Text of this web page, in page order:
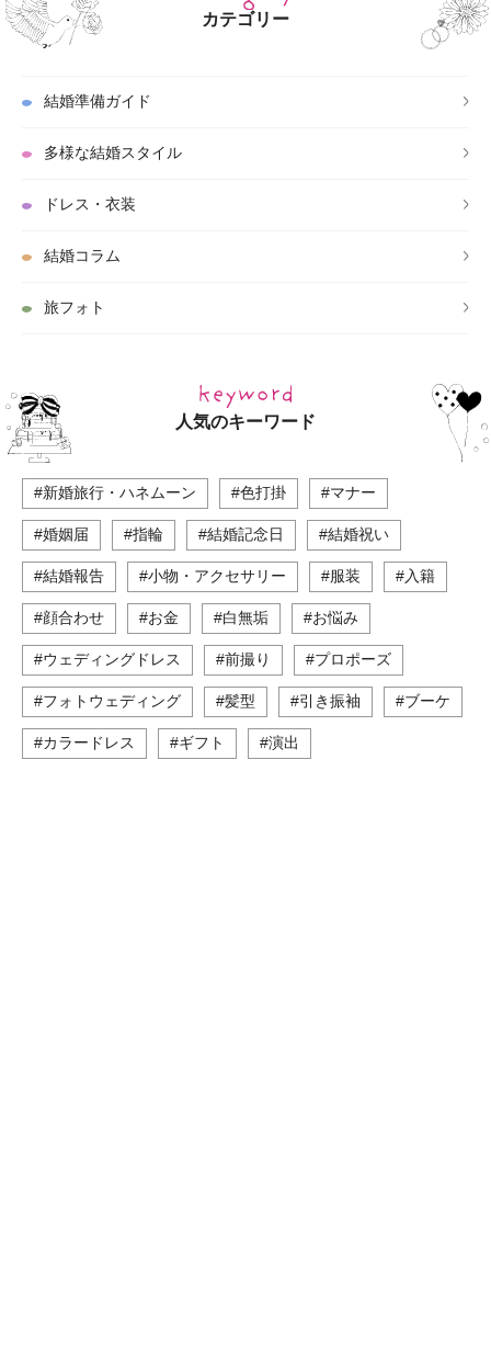
カテゴリー
結婚準備ガイド
多様な結婚スタイル
ドレス・衣装
結婚コラム
旅フォト
人気のキーワード
#新婚旅行・ハネムーン #色打掛 #マナー
#婚姻届 #指輪 #結婚記念日 #結婚祝い
#結婚報告 #小物・アクセサリー #服装 #入籍
#顔合わせ #お金 #白無垢 #お悩み
#ウェディングドレス #前撮り #プロポーズ
#フォトウェディング #髪型 #引き振袖 #ブーケ
#カラードレス #ギフト #演出